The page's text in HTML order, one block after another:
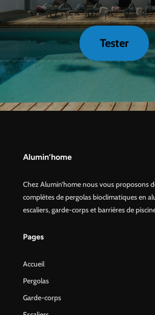
Tester
Alumin’home
Chez Alumin’home nous vous proposons
complètes de pergolas bioclimatiques en
escaliers, garde-corps et barrières de
Pages
Accueil
Pergolas
Garde-corps